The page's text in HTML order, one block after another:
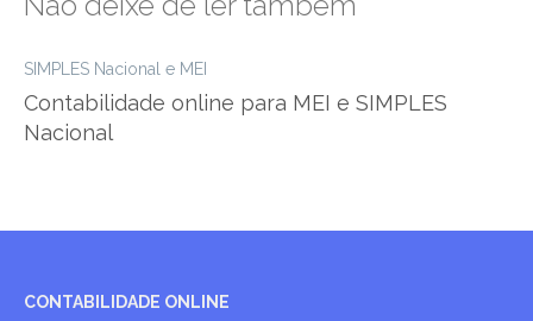
SIMPLES Nacional e MEI
Contabilidade online para MEI e SIMPLES
Nacional
CONTABILIDADE ONLINE